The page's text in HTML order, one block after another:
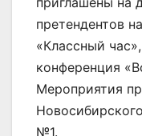
претендентов
«Классный
конференция
Мероприятия
№1.